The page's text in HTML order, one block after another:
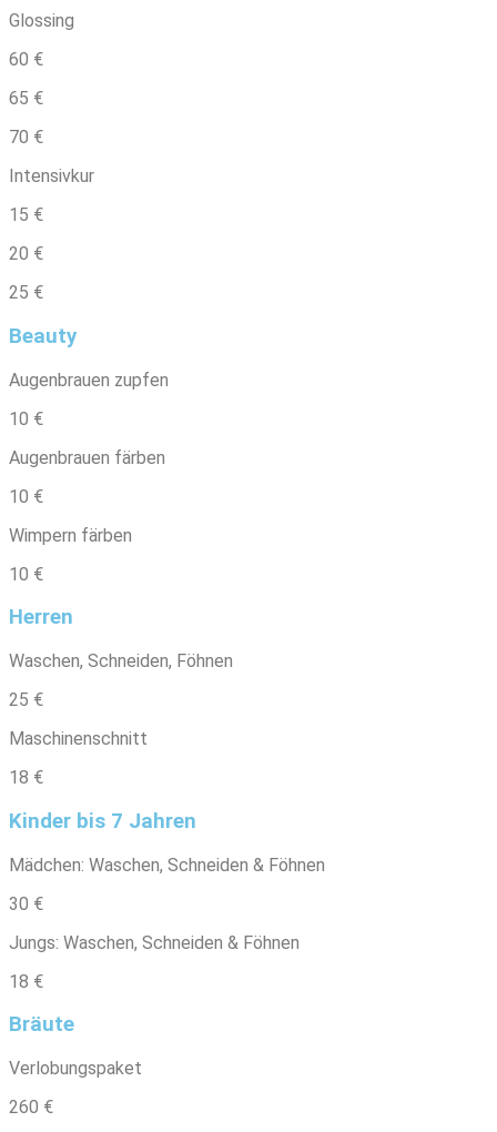
Glossing
60 €
65 €
70 €
Intensivkur
15 €
20 €
25 €
Beauty
Augenbrauen zupfen
10 €
Augenbrauen färben
10 €
Wimpern färben
10 €
Herren
Waschen, Schneiden, Föhnen
25 €
Maschinenschnitt
18 €
Kinder bis 7 Jahren
Mädchen: Waschen, Schneiden & Föhnen
30 €
Jungs: Waschen, Schneiden & Föhnen
18 €
Bräute
Verlobungspaket
260 €